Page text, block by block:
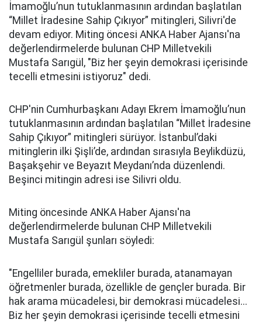
İmamoğlu’nun tutuklanmasının ardından başlatılan
“Millet İradesine Sahip Çıkıyor” mitingleri, Silivri'de
devam ediyor. Miting öncesi ANKA Haber Ajansı'na
değerlendirmelerde bulunan CHP Milletvekili
Mustafa Sarıgül, "Biz her şeyin demokrasi içerisinde
tecelli etmesini istiyoruz" dedi.
CHP'nin Cumhurbaşkanı Adayı Ekrem İmamoğlu’nun
tutuklanmasının ardından başlatılan “Millet İradesine
Sahip Çıkıyor” mitingleri sürüyor. İstanbul’daki
mitinglerin ilki Şişli’de, ardından sırasıyla Beylikdüzü,
Başakşehir ve Beyazıt Meydanı’nda düzenlendi.
Beşinci mitingin adresi ise Silivri oldu.
Miting öncesinde ANKA Haber Ajansı'na
değerlendirmelerde bulunan CHP Milletvekili
Mustafa Sarıgül şunları söyledi:
"Engelliler burada, emekliler burada, atanamayan
öğretmenler burada, özellikle de gençler burada. Bir
hak arama mücadelesi, bir demokrasi mücadelesi...
Biz her şeyin demokrasi içerisinde tecelli etmesini